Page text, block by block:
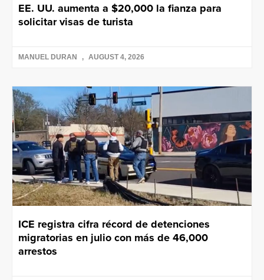
EE. UU. aumenta a $20,000 la fianza para
solicitar visas de turista
MANUEL DURAN AUGUST 4, 2026
ICE registra cifra récord de detenciones
migratorias en julio con más de 46,000
arrestos